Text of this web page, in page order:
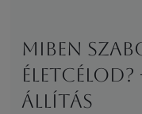
Miben
életcélod?
állítás